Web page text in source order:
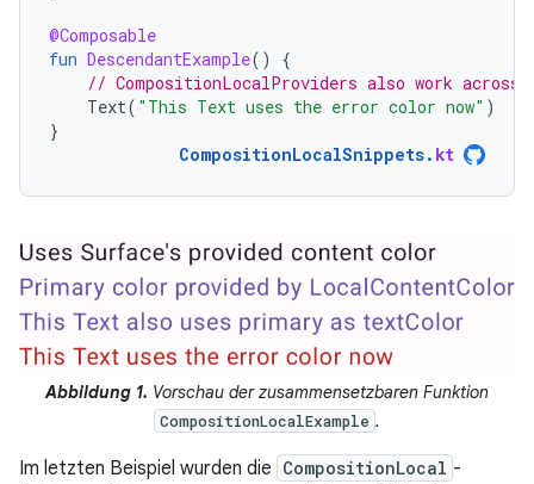
@Composable
fun DescendantExample()
{
// CompositionLocalProviders also work across
Text( "This Text uses the error color now" )
}
CompositionLocalSnippets. kt
Abbildung 1. Vorschau der zusammensetzbaren Funktion
CompositionLocalExample .
Im letzten Beispiel wurden die CompositionLocal -